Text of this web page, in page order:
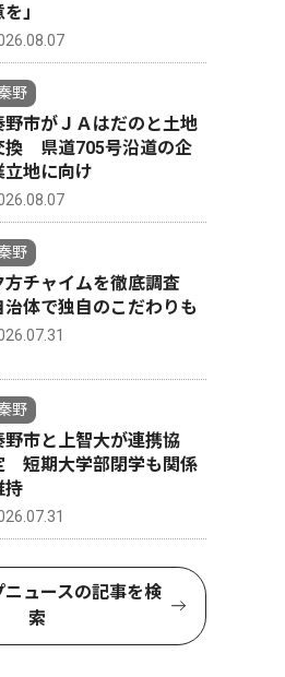
」
野
野市がＪＡはだのと土地
換 県道705号沿道の企
立地に向け
野
方チャイムを徹底調査
治体で独自のこだわりも
野
野市と上智大が連携協
短期大学部閉学も関係
持
ニュースの記事を検
索